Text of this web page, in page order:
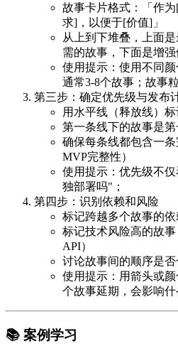
故事卡片格式：「作
求]，以便于[价值]」
从上到下堆叠，上面
需的故事，下面是增
使用提示 ：使用不同
通常3-8个故事；故事
第三步：确定优先级与发布
用水平线（释放线）
第一条线下的故事是
确保每条线都包含一
MVP完整性）
使用提示 ：优先级不
独部署吗"；
第四步：识别依赖和风险
标记跨越多个故事的依
标记技术风险高的故
API）
讨论故事间的顺序是否
使用提示 ：用箭头或
个故事延期，会影响
📚 案例学习